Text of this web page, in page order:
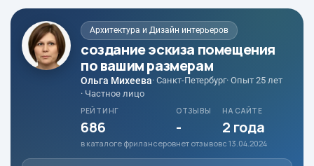
Архитектура и Дизайн интерьеров
создание эскиза помещения
по вашим размерам
Ольга Михеева· Санкт-Петербург· Опыт 25 лет
· Частное лицо
РЕЙТИНГ
686
в каталоге фрилансеров
ОТЗЫВЫ
-
нет отзывов
НА САЙТЕ
2 года
с 13.04.2024